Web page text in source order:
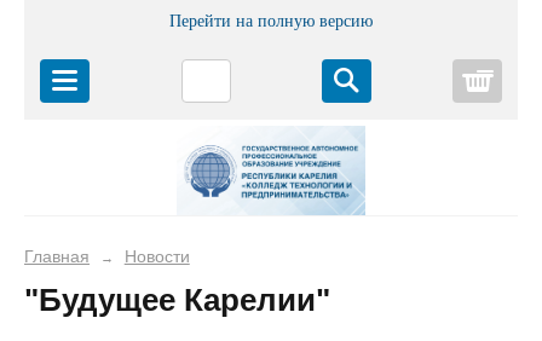
Перейти на полную версию
Главная → Новости
"Будущее Карелии"